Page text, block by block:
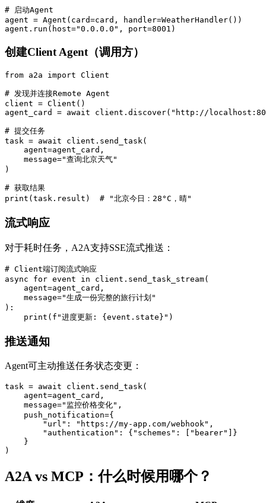
# 启动Agent
agent = Agent(card=card, handler=WeatherHandler())
agent.run(host="0.0.0.0", port=8001)
创建Client Agent（调用方）
from a2a import Client
# 发现并连接Remote Agent
client = Client()
agent_card = await client.discover("http://
# 提交任务
task = await client.send_task(
    agent=agent_card,
    message="查询北京天气"
)
# 获取结果
print(task.result)  # "北京今日：28°C，晴"
流式响应
对于耗时任务，A2A支持SSE流式推送：
# Client端订阅流式响应
async for event in client.send_task_stream(
    agent=agent_card,
    message="生成一份完整的旅行计划"
):
    print(f"进度更新: {event.state}")
推送通知
Agent可主动推送任务状态变更：
task = await client.send_task(
    agent=agent_card,
    message="监控价格变化",
    push_notification={
        "url": "https://my-app.com/webhook",
        "authentication": {"schemes": ["bearer"]}
    }
)
A2A vs MCP：什么时候用哪个？